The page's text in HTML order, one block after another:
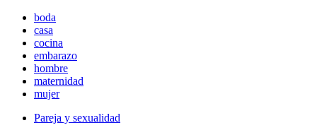
boda
casa
cocina
embarazo
hombre
maternidad
mujer
Pareja y sexualidad